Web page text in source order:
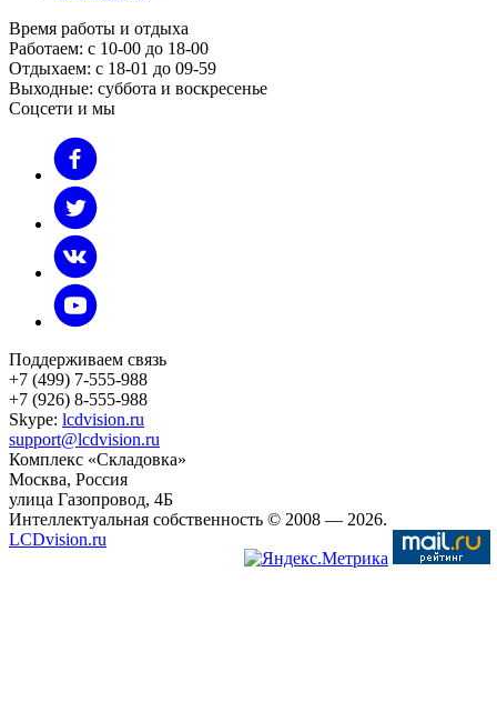
Время работы и отдыха
Работаем: с 10-00 до 18-00
Отдыхаем: с 18-01 до 09-59
Выходные: суббота и воскресенье
Соцсети и мы
Поддерживаем связь
+7 (499) 7-555-988
+7 (926) 8-555-988
Skype: lcdvision.ru
support@lcdvision.ru
Комплекс «Складовка»
Москва, Россия
улица Газопровод, 4Б
Интеллектуальная собственность © 2008 — 2026.
LCDvision.ru